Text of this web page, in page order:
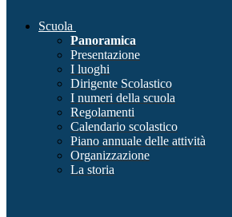
Scuola
Panoramica
Presentazione
I luoghi
Dirigente Scolastico
I numeri della scuola
Regolamenti
Calendario scolastico
Piano annuale delle attività
Organizzazione
La storia